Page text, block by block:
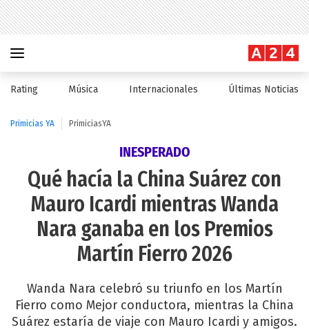
Rating Música Internacionales Últimas Noticias
Primicias YA PrimiciasYA
INESPERADO
Qué hacía la China Suárez con
Mauro Icardi mientras Wanda
Nara ganaba en los Premios
Martín Fierro 2026
Wanda Nara celebró su triunfo en los Martín
Fierro como Mejor conductora, mientras la China
Suárez estaría de viaje con Mauro Icardi y amigos.